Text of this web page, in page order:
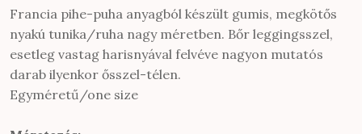
Francia pihe-puha anyagból készült gumis, megkötős
nyakú tunika/ruha nagy méretben. Bőr leggingsszel,
esetleg vastag harisnyával felvéve nagyon mutatós
darab ilyenkor ősszel-télen.
Egyméretű/one size